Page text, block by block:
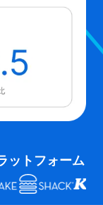
ットフォーム